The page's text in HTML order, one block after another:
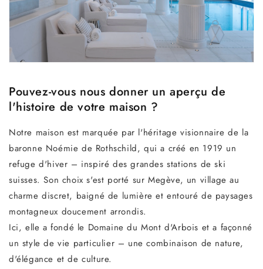
Pouvez-vous nous donner un aperçu de
l'histoire de votre maison ?
Notre maison est marquée par l'héritage visionnaire de la
baronne Noémie de Rothschild, qui a créé en 1919 un
refuge d'hiver – inspiré des grandes stations de ski
suisses. Son choix s'est porté sur Megève, un village au
charme discret, baigné de lumière et entouré de paysages
montagneux doucement arrondis.
Ici, elle a fondé le Domaine du Mont d'Arbois et a façonné
un style de vie particulier – une combinaison de nature,
d'élégance et de culture.